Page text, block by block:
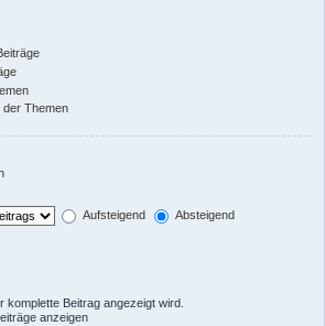
der Themen
Aufsteigend
Absteigend
komplette Beitrag angezeigt wird.
anzeigen